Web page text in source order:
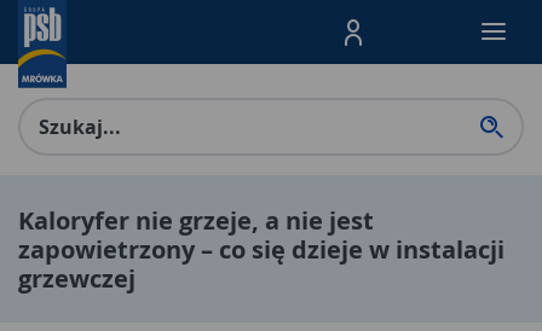
Menu Produktów,
Kaloryfer nie grzeje, a nie jest
zapowietrzony – co się dzieje w instalacji
grzewczej